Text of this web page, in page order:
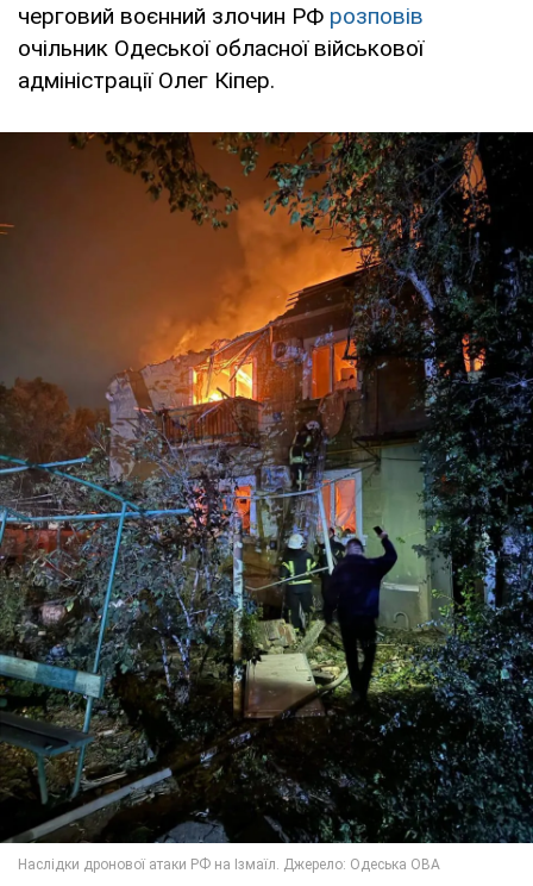
черговий воєнний злочин РФ розповів
очільник Одеської обласної військової
адміністрації Олег Кіпер.